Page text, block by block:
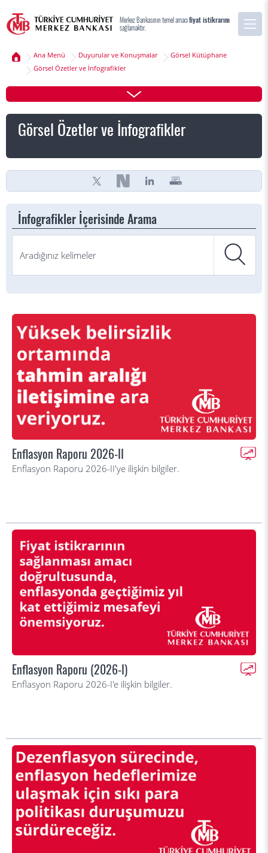
Merkez Bankasının temel amacıfiyat istikrarını
sağlamaktır.
Ana Menü Duyurular ve Konuşmalar
Görsel Kütüphane
Görsel Özetler ve İnfografikler
Görsel Özetler ve İnfografikler
İnfografikler İçerisinde Arama
Enflasyon Raporu 2026-II
Enflasyon Raporu 2026-II'ye ilişkin bilgiler.
Enflasyon Raporu (2026-I)
Enflasyon Raporu 2026-I'e ilişkin bilgiler.